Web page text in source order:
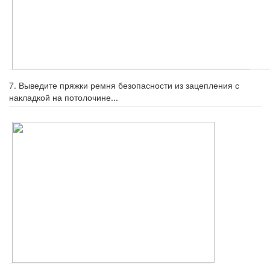
7. Выведите пряжки ремня безопасности из зацепления с
накладкой на потолочине...